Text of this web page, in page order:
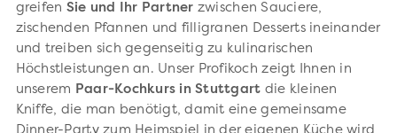
greifen Sie und Ihr Partner zwischen Sauciere,
zischenden Pfannen und filligranen Desserts ineinander
und treiben sich gegenseitig zu kulinarischen
Höchstleistungen an. Unser Profikoch zeigt Ihnen in
unserem Paar-Kochkurs in Stuttgart die kleinen
Kniffe, die man benötigt, damit eine gemeinsame